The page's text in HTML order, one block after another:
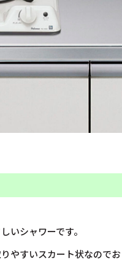
いシャワーです。
やすいスカート状なのでお